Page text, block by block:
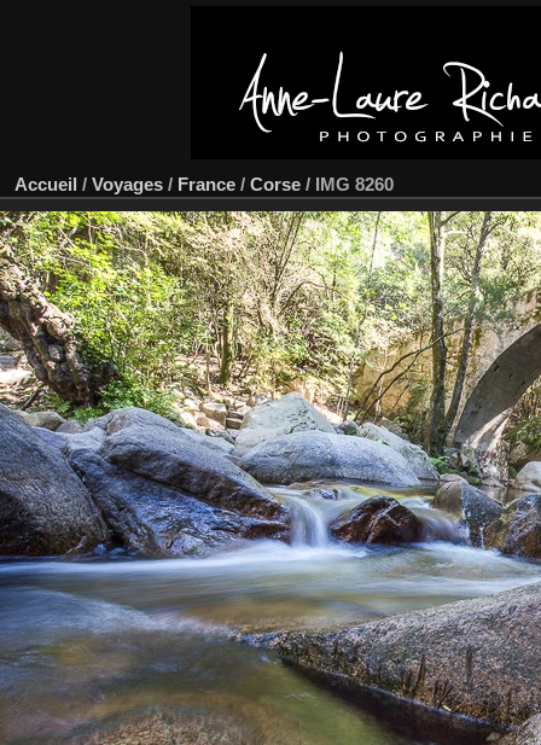
Accueil / Voyages / France / Corse / IMG 8260